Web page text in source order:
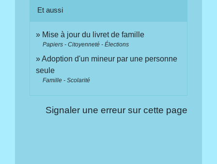
Et aussi
Mise à jour du livret de famille
Papiers - Citoyenneté - Élections
Adoption d'un mineur par une personne
seule
Famille - Scolarité
Signaler une erreur sur cette page